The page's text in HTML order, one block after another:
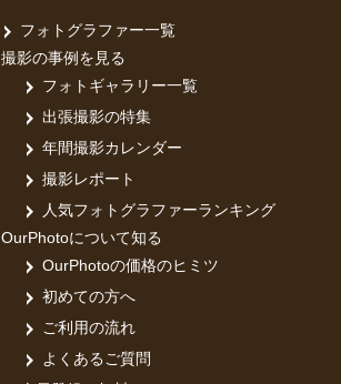
フォトグラファー一覧
撮影の事例を見る
フォトギャラリー一覧
出張撮影の特集
年間撮影カレンダー
撮影レポート
人気フォトグラファーランキング
OurPhotoについて知る
OurPhotoの価格のヒミツ
初めての方へ
ご利用の流れ
よくあるご質問